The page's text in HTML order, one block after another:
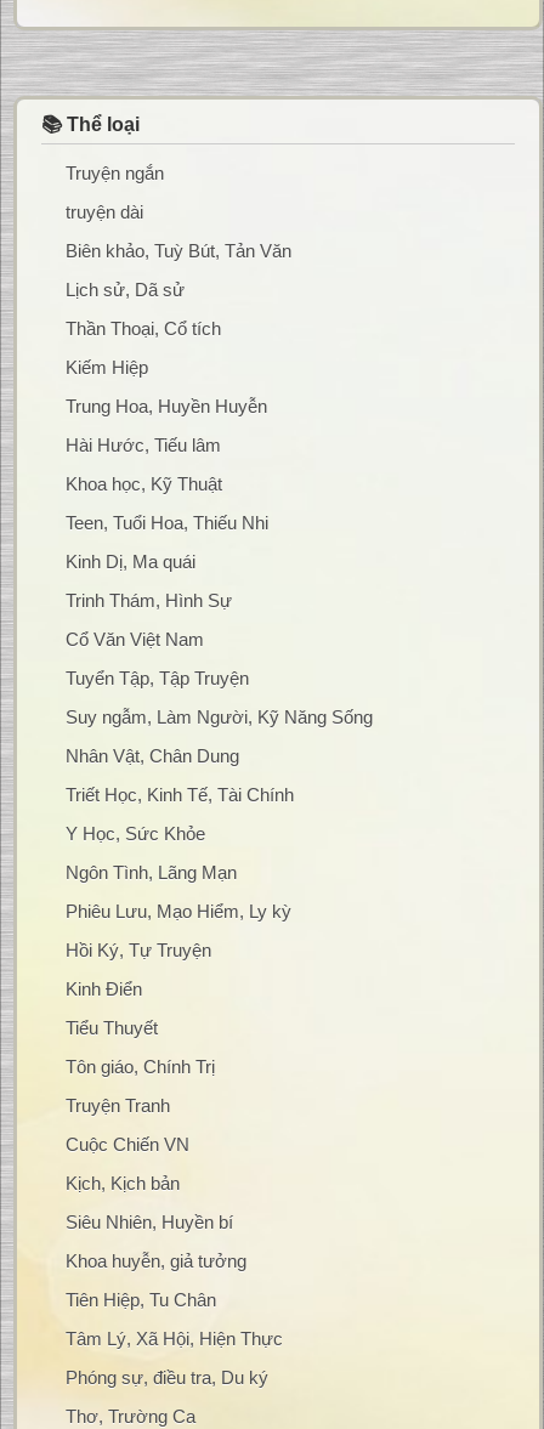
📚 Thể loại
Truyện ngắn
truyện dài
Biên khảo, Tuỳ Bút, Tản Văn
Lịch sử, Dã sử
Thần Thoại, Cổ tích
Kiếm Hiệp
Trung Hoa, Huyền Huyễn
Hài Hước, Tiếu lâm
Khoa học, Kỹ Thuật
Teen, Tuổi Hoa, Thiếu Nhi
Kinh Dị, Ma quái
Trinh Thám, Hình Sự
Cổ Văn Việt Nam
Tuyển Tập, Tập Truyện
Suy ngẫm, Làm Người, Kỹ Năng Sống
Nhân Vật, Chân Dung
Triết Học, Kinh Tế, Tài Chính
Y Học, Sức Khỏe
Ngôn Tình, Lãng Mạn
Phiêu Lưu, Mạo Hiểm, Ly kỳ
Hồi Ký, Tự Truyện
Kinh Điển
Tiểu Thuyết
Tôn giáo, Chính Trị
Truyện Tranh
Cuộc Chiến VN
Kịch, Kịch bản
Siêu Nhiên, Huyền bí
Khoa huyễn, giả tưởng
Tiên Hiệp, Tu Chân
Tâm Lý, Xã Hội, Hiện Thực
Phóng sự, điều tra, Du ký
Thơ, Trường Ca